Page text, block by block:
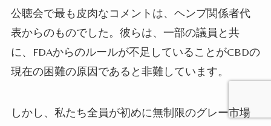
公聴会で最も皮肉なコメントは、ヘンプ関係者代
表からのものでした。 彼らは、一部の議員と共
に、 FDAからのルールが不足していることがCBDの
現在の困難の原因であると非難しています。
しかし、私たち全員が初めに無制限のグレー市場